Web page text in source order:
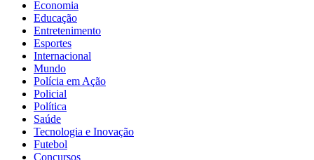
Economia
Educação
Entretenimento
Esportes
Internacional
Mundo
Polícia em Ação
Policial
Política
Saúde
Tecnologia e Inovação
Futebol
Concursos